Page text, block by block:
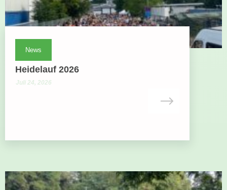
News
Heidelauf 2026
Juli 24, 2026